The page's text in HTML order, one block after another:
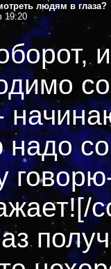
людям в глаза?
19:20